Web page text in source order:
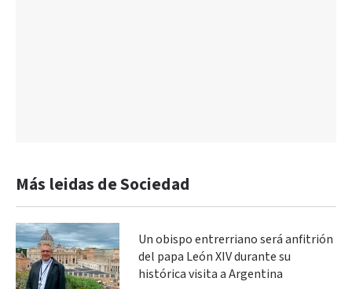
Más leidas de Sociedad
Un obispo entrerriano será anfitrión
del papa León XIV durante su
histórica visita a Argentina